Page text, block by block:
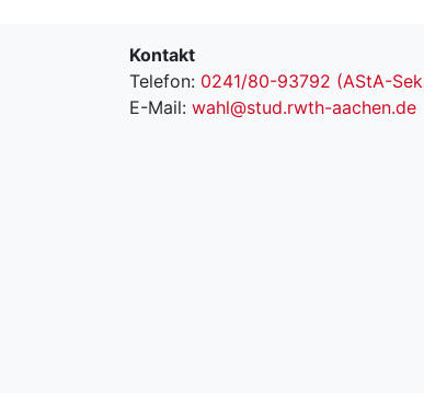
Kontakt
Telefon: 0241/80-93792 (AStA-
E-Mail: wahl@stud.rwth-aachen.de